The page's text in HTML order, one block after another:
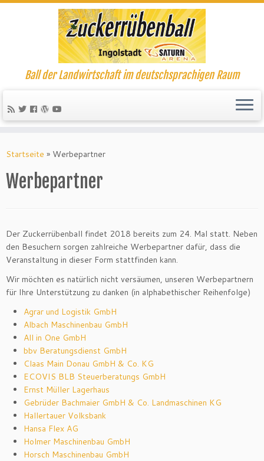
Ball der Landwirtschaft im deutschsprachigen Raum
Startseite » Werbepartner
Werbepartner
Der Zuckerrübenball findet 2018 bereits zum 24. Mal statt. Neben
den Besuchern sorgen zahlreiche Werbepartner dafür, dass die
Veranstaltung in dieser Form stattfinden kann.
Wir möchten es natürlich nicht versäumen, unseren Werbepartnern
für Ihre Unterstützung zu danken (in alphabethischer Reihenfolge)
Agrar und Logistik GmbH
Albach Maschinenbau GmbH
All in One GmbH
bbv Beratungsdienst GmbH
Claas Main Donau GmbH & Co. KG
ECOVIS BLB Steuerberatungs GmbH
Ernst Müller Lagerhaus
Gebrüder Bachmaier GmbH & Co. Landmaschinen KG
Hallertauer Volksbank
Hansa Flex AG
Holmer Maschinenbau GmbH
Horsch Maschinenbau GmbH